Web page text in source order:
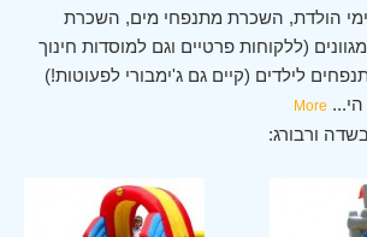
הולדת, השכרת מתנפחי מים, השכרת
(ללקוחות פרטיים וגם למוסדות חינוך
לילדים (קיים גם ג'ימבורי לפעוטות!)
...
More
ורבורג: